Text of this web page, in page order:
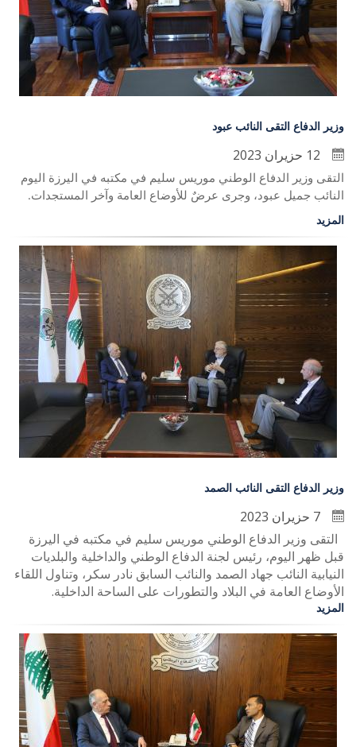
وزير الدفاع التقى النائب عبود
التقى وزير الدفاع الوطني موريس سليم في مكتبه في اليرزة اليوم
النائب جميل عبود، وجرى عرضٌ للأوضاع العامة وآخر المستجدات.
المزيد
وزير الدفاع التقى النائب الصمد
التقى وزير الدفاع الوطني موريس سليم في مكتبه في اليرزة
قبل ظهر اليوم، رئيس لجنة الدفاع الوطني والداخلية والبلديات
النيابية النائب جهاد الصمد والنائب السابق نادر سكر، وتناول اللقاء
الأوضاع العامة في البلاد والتطورات على الساحة الداخلية.
المزيد